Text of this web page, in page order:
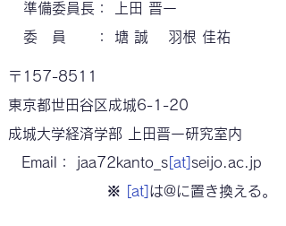
準備委員長： 上田 晋一
委 員 ： 塘 誠
羽根 佳祐
〒157-8511
東京都世田谷区成城6-1-20
成城大学経済学部 上田晋一研究室内
Email： jaa72kanto_s [at] seijo.ac.jp
※
[at] は@に置き換える。